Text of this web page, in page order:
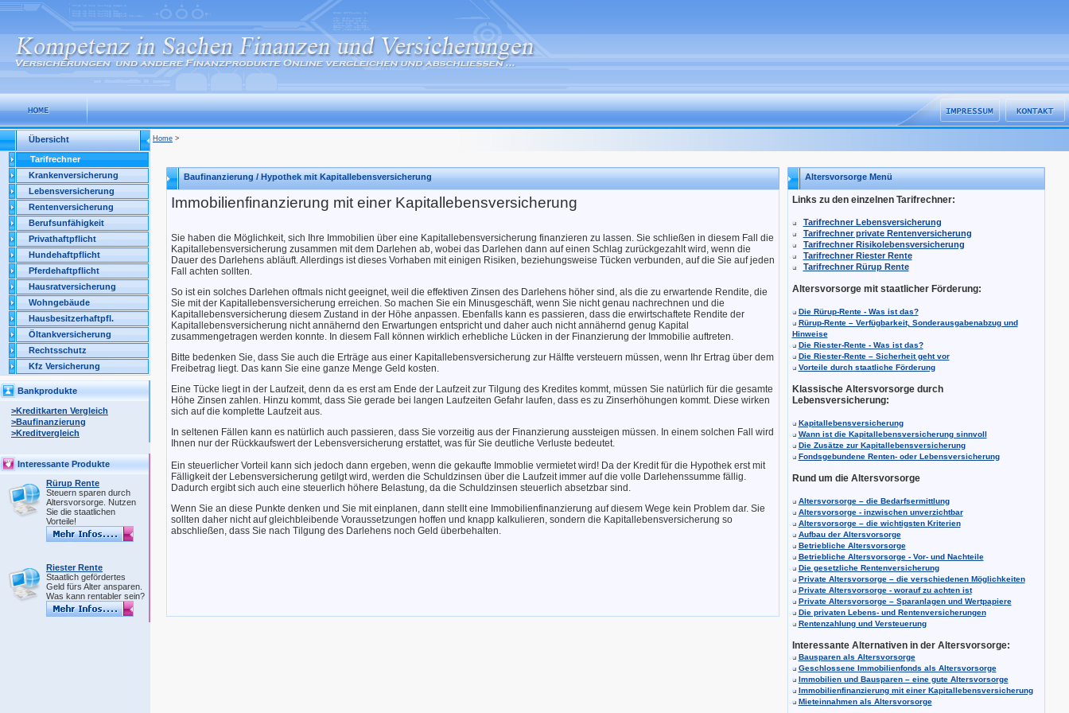
Übersicht Home >
Tarifrechner
Krankenversicherung
Lebensversicherung
Rentenversicherung
Berufsunfähigkeit
Privathaftpflicht
Hundehaftpflicht
Pferdehaftpflicht
Hausratversicherung
Wohngebäude
Hausbesitzerhaftpfl.
Öltankversicherung
Rechtsschutz
Kfz Versicherung
Bankprodukte
>Kreditkarten Vergleich
>Baufinanzierung
>Kreditvergleich
Interessante Produkte
Rürup Rente
Steuern sparen durch
Altersvorsorge. Nutzen
Sie die staatlichen
Vorteile!
Riester Rente
Staatlich gefördertes
Geld fürs Alter ansparen.
Was kann rentabler sein?
Baufinanzierung / Hypothek mit Kapitallebensversicherung
Immobilienfinanzierung mit einer Kapitallebensversicherung
Sie haben die Möglichkeit, sich Ihre Immobilien über eine Kapitallebensversicherung finanzieren zu lassen. Sie schließen in diesem Fall die
Kapitallebensversicherung zusammen mit dem Darlehen ab, wobei das Darlehen dann auf einen Schlag zurückgezahlt wird, wenn die
Dauer des Darlehens abläuft. Allerdings ist dieses Vorhaben mit einigen Risiken, beziehungsweise Tücken verbunden, auf die Sie auf jeden
Fall achten sollten.
So ist ein solches Darlehen oftmals nicht geeignet, weil die effektiven Zinsen des Darlehens höher sind, als die zu erwartende Rendite, die
Sie mit der Kapitallebensversicherung erreichen. So machen Sie ein Minusgeschäft, wenn Sie nicht genau nachrechnen und die
Kapitallebensversicherung diesem Zustand in der Höhe anpassen. Ebenfalls kann es passieren, dass die erwirtschaftete Rendite der
Kapitallebensversicherung nicht annähernd den Erwartungen entspricht und daher auch nicht annähernd genug Kapital
zusammengetragen werden konnte. In diesem Fall können wirklich erhebliche Lücken in der Finanzierung der Immobilie auftreten.
Bitte bedenken Sie, dass Sie auch die Erträge aus einer Kapitallebensversicherung zur Hälfte versteuern müssen, wenn Ihr Ertrag über dem
Freibetrag liegt. Das kann Sie eine ganze Menge Geld kosten.
Eine Tücke liegt in der Laufzeit, denn da es erst am Ende der Laufzeit zur Tilgung des Kredites kommt, müssen Sie natürlich für die gesamte
Höhe Zinsen zahlen. Hinzu kommt, dass Sie gerade bei langen Laufzeiten Gefahr laufen, dass es zu Zinserhöhungen kommt. Diese wirken
sich auf die komplette Laufzeit aus.
In seltenen Fällen kann es natürlich auch passieren, dass Sie vorzeitig aus der Finanzierung aussteigen müssen. In einem solchen Fall wird
Ihnen nur der Rückkaufswert der Lebensversicherung erstattet, was für Sie deutliche Verluste bedeutet.
Ein steuerlicher Vorteil kann sich jedoch dann ergeben, wenn die gekaufte Immoblie vermietet wird! Da der Kredit für die Hypothek erst mit
Fälligkeit der Lebensversicherung getilgt wird, werden die Schuldzinsen über die Laufzeit immer auf die volle Darlehenssumme fällig.
Dadurch ergibt sich auch eine steuerlich höhere Belastung, da die Schuldzinsen steuerlich absetzbar sind.
Wenn Sie an diese Punkte denken und Sie mit einplanen, dann stellt eine Immobilienfinanzierung auf diesem Wege kein Problem dar. Sie
sollten daher nicht auf gleichbleibende Voraussetzungen hoffen und knapp kalkulieren, sondern die Kapitallebensversicherung so
abschließen, dass Sie nach Tilgung des Darlehens noch Geld überbehalten.
Altersvorsorge Menü
Links zu den einzelnen Tarifrechner:
Tarifrechner Lebensversicherung
Tarifrechner private Rentenversicherung
Tarifrechner Risikolebensversicherung
Tarifrechner Riester Rente
Tarifrechner Rürup Rente
Altersvorsorge mit staatlicher Förderung:
Die Rürup-Rente - Was ist das?
Rürup-Rente – Verfügbarkeit, Sonderausgabenabzug und
Hinweise
Die Riester-Rente - Was ist das?
Die Riester-Rente – Sicherheit geht vor
Vorteile durch staatliche Förderung
Klassische Altersvorsorge durch
Lebensversicherung:
Kapitallebensversicherung
Wann ist die Kapitallebensversicherung sinnvoll
Die Zusätze zur Kapitallebensversicherung
Fondsgebundene Renten- oder Lebensversicherung
Rund um die Altersvorsorge
Altersvorsorge – die Bedarfsermittlung
Altersvorsorge - inzwischen unverzichtbar
Altersvorsorge – die wichtigsten Kriterien
Aufbau der Altersvorsorge
Betriebliche Altersvorsorge
Betriebliche Altersvorsorge - Vor- und Nachteile
Die gesetzliche Rentenversicherung
Private Altersvorsorge – die verschiedenen Möglichkeiten
Private Altersvorsorge - worauf zu achten ist
Private Altersvorsorge – Sparanlagen und Wertpapiere
Die privaten Lebens- und Rentenversicherungen
Rentenzahlung und Versteuerung
Interessante Alternativen in der Altersvorsorge:
Bausparen als Altersvorsorge
Geschlossene Immobilienfonds als Altersvorsorge
Immobilien und Bausparen – eine gute Altersvorsorge
Immobilienfinanzierung mit einer Kapitallebensversicherung
Mieteinnahmen als Altersvorsorge